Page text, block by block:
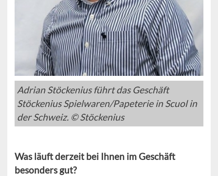
Adrian Stöckenius führt das Geschäft
Stöckenius Spielwaren/Papeterie in Scuol in
der Schweiz. © Stöckenius
Was läuft derzeit bei Ihnen im Geschäft
besonders gut?